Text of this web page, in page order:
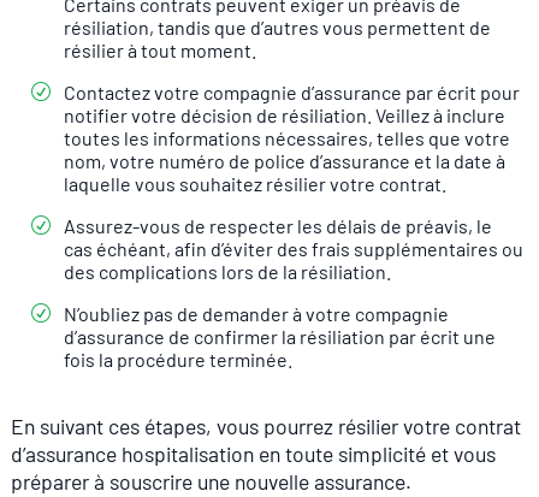
résiliation, tandis que d’autres vous permettent de
résilier à tout moment.
Contactez votre compagnie d’assurance par écrit pour
notifier votre décision de résiliation. Veillez à inclure
toutes les informations nécessaires, telles que votre
nom, votre numéro de police d’assurance et la date à
laquelle vous souhaitez résilier votre contrat.
Assurez-vous de respecter les délais de préavis, le
cas échéant, afin d’éviter des frais supplémentaires ou
des complications lors de la résiliation.
N’oubliez pas de demander à votre compagnie
d’assurance de confirmer la résiliation par écrit une
fois la procédure terminée.
En suivant ces étapes, vous pourrez résilier votre contrat
d’assurance hospitalisation en toute simplicité et vous
préparer à souscrire une nouvelle assurance.